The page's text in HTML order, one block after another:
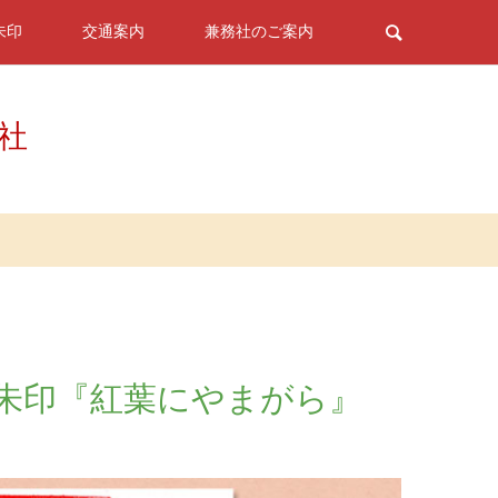
印 交通案内 兼務社のご案内
印『紅葉にやまがら』